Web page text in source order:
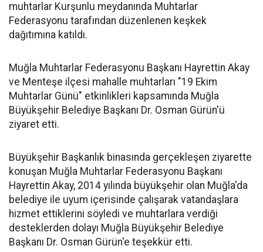
muhtarlar Kurşunlu meydanında Muhtarlar
Federasyonu tarafından düzenlenen keşkek
dağıtımına katıldı.
Muğla Muhtarlar Federasyonu Başkanı Hayrettin Akay
ve Menteşe ilçesi mahalle muhtarları "19 Ekim
Muhtarlar Günü" etkinlikleri kapsamında Muğla
Büyükşehir Belediye Başkanı Dr. Osman Gürün'ü
ziyaret etti.
Büyükşehir Başkanlık binasında gerçekleşen ziyarette
konuşan Muğla Muhtarlar Federasyonu Başkanı
Hayrettin Akay, 2014 yılında büyükşehir olan Muğla'da
belediye ile uyum içerisinde çalışarak vatandaşlara
hizmet ettiklerini söyledi ve muhtarlara verdiği
desteklerden dolayı Muğla Büyükşehir Belediye
Başkanı Dr. Osman Gürün'e teşekkür etti.